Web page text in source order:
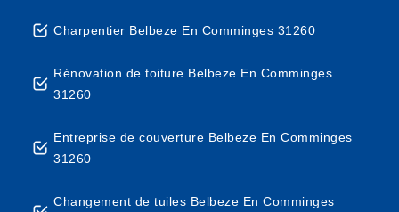
Charpentier Belbeze En Comminges 31260
Rénovation de toiture Belbeze En Comminges
31260
Entreprise de couverture Belbeze En Comminges
31260
Changement de tuiles Belbeze En Comminges